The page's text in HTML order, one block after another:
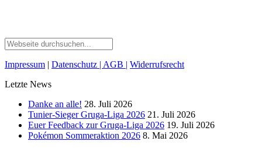
Impressum | Datenschutz | AGB | Widerrufsrecht
Letzte News
Danke an alle! 28. Juli 2026
Tunier-Sieger Gruga-Liga 2026 21. Juli 2026
Euer Feedback zur Gruga-Liga 2026 19. Juli 2026
Pokémon Sommeraktion 2026 8. Mai 2026